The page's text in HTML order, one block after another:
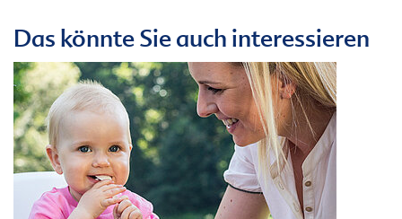
Das könnte Sie auch interessieren